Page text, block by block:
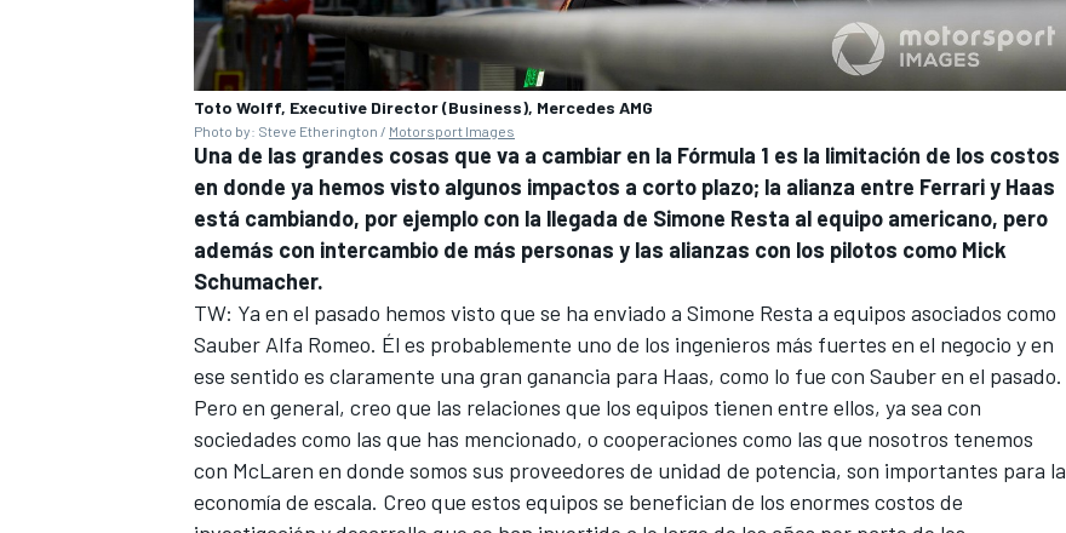
Toto Wolff, Executive Director (Business), Mercedes AMG
Photo by: Steve Etherington / Motorsport Images
Una de las grandes cosas que va a cambiar en la Fórmula 1 es la limitación de los costos
en donde ya hemos visto algunos impactos a corto plazo; la alianza entre Ferrari y Haas
está cambiando, por ejemplo con la llegada de Simone Resta al equipo americano, pero
además con intercambio de más personas y las alianzas con los pilotos como Mick
Schumacher.
TW: Ya en el pasado hemos visto que se ha enviado a Simone Resta a equipos asociados como
Sauber Alfa Romeo. Él es probablemente uno de los ingenieros más fuertes en el negocio y en
ese sentido es claramente una gran ganancia para Haas, como lo fue con Sauber en el pasado.
Pero en general, creo que las relaciones que los equipos tienen entre ellos, ya sea con
sociedades como las que has mencionado, o cooperaciones como las que nosotros tenemos
con McLaren en donde somos sus proveedores de unidad de potencia, son importantes para la
economía de escala. Creo que estos equipos se benefician de los enormes costos de